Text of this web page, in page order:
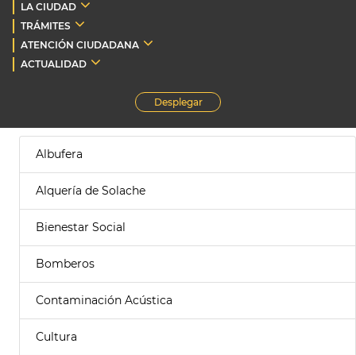
LA CIUDAD
TRÁMITES
ATENCIÓN CIUDADANA
ACTUALIDAD
Desplegar
Albufera
Alquería de Solache
Bienestar Social
Bomberos
Contaminación Acústica
Cultura